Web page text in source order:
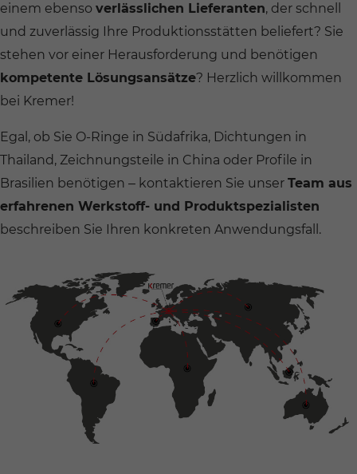
einem ebenso verlässlichen Lieferanten, der schnell
und zuverlässig Ihre Produktionsstätten beliefert? Sie
stehen vor einer Herausforderung und benötigen
kompetente Lösungsansätze? Herzlich willkommen
bei Kremer!
Egal, ob Sie O-Ringe in Südafrika, Dichtungen in
Thailand, Zeichnungsteile in China oder Profile in
Brasilien benötigen – kontaktieren Sie unser Team aus
erfahrenen Werkstoff- und Produktspezialisten
beschreiben Sie Ihren konkreten Anwendungsfall.